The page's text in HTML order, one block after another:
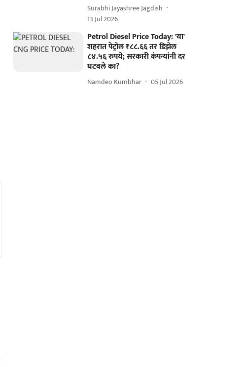
Surabhi Jayashree Jagdish
13 Jul 2026
Petrol Diesel Price Today: 'या'
शहरात पेट्रोल ₹८८.६६ तर डिझेल
८४.५६ रुपये; सरकारी कंपन्यांनी दर
घटवले का?
Namdeo Kumbhar 05 Jul 2026